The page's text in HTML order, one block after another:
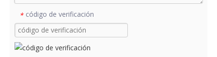
* código de verificación